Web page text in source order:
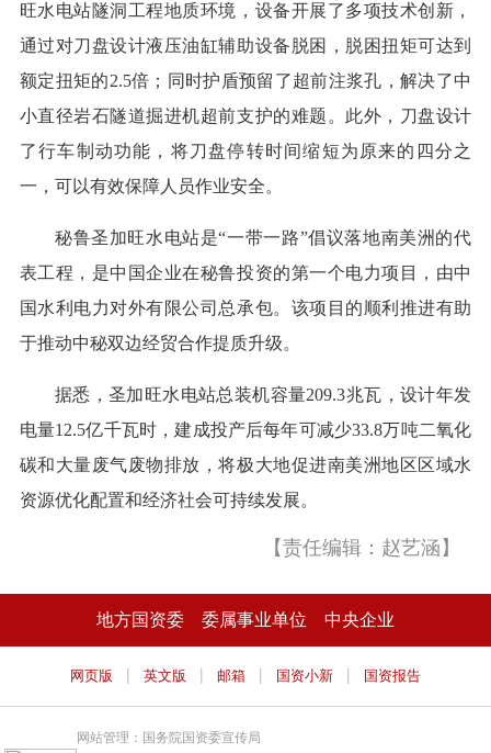
旺水电站隧洞工程地质环境，设备开展了多项技术创新，
通过对刀盘设计液压油缸辅助设备脱困，脱困扭矩可达到
额定扭矩的2.5倍；同时护盾预留了超前注浆孔，解决了中
小直径岩石隧道掘进机超前支护的难题。此外，刀盘设计
了行车制动功能，将刀盘停转时间缩短为原来的四分之
一，可以有效保障人员作业安全。
秘鲁圣加旺水电站是“一带一路”倡议落地南美洲的代
表工程，是中国企业在秘鲁投资的第一个电力项目，由中
国水利电力对外有限公司总承包。该项目的顺利推进有助
于推动中秘双边经贸合作提质升级。
据悉，圣加旺水电站总装机容量209.3兆瓦，设计年发
电量12.5亿千瓦时，建成投产后每年可减少33.8万吨二氧化
碳和大量废气废物排放，将极大地促进南美洲地区区域水
资源优化配置和经济社会可持续发展。
【责任编辑：赵艺涵】
地方国资委 委属事业单位 中央企业
网页版 | 英文版 | 邮箱 | 国资小新 | 国资报告
网站管理：国务院国资委宣传局